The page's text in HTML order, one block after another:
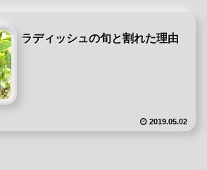
ラディッシュの旬と割れた理由
2019.05.02